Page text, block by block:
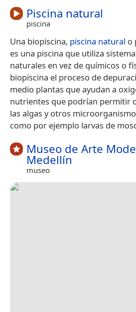
Piscina natural
piscina
Una biopiscina, piscina natural o
es una piscina que utiliza
naturales en vez de químicos o
biopiscina el proceso de
medio plantas que ayudan a
nutrientes que podrían permitir
las algas y otros
como por ejemplo larvas de
Museo de Arte
Medellín
museo